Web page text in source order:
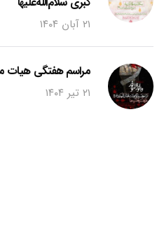
۲۱ آبان ۱۴۰۴
مراسم هفتگی هیات
۲۱ تیر ۱۴۰۴